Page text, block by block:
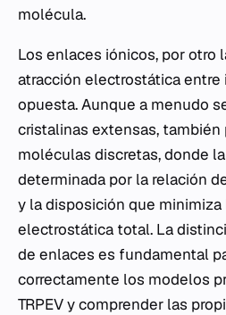
molécula.
Los enlaces iónicos, por otro
atracción electrostática entre
opuesta. Aunque a menudo
cristalinas extensas,
moléculas discretas, donde
determinada por la relación
y la disposición que
electrostática total. La
de enlaces es fundamental
correctamente los modelos
TRPEV y comprender las